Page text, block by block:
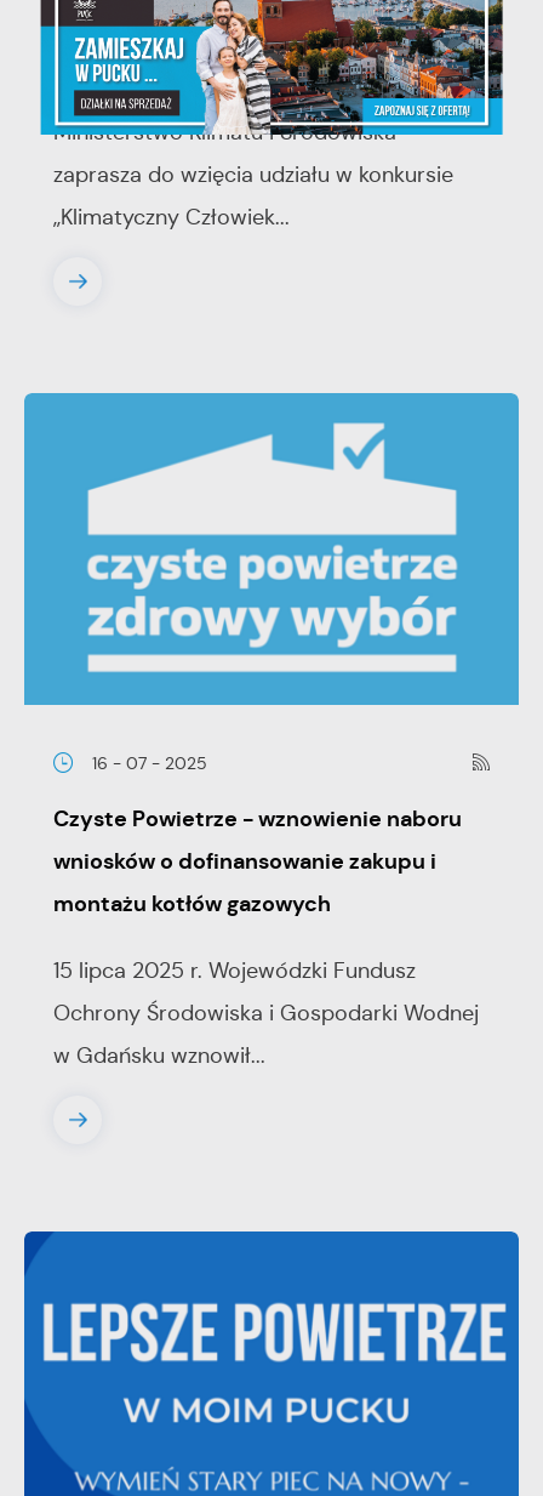
Konkurs "Zostań Klimatycznym
Człowiekiem Roku"
Ministerstwo Klimatu i Środowiska
zaprasza do wzięcia udziału w konkursie
,,Klimatyczny Człowiek...
16 - 07 - 2025
Czyste Powietrze - wznowienie naboru
wniosków o dofinansowanie zakupu i
montażu kotłów gazowych
15 lipca 2025 r. Wojewódzki Fundusz
Ochrony Środowiska i Gospodarki Wodnej
w Gdańsku wznowił...